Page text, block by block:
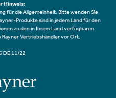
Hinweis:
für die Allgemeinheit. Bitte wenden Sie
Produkte sind in jedem Land für den
zu den in Ihrem Land verfügbaren
Vertriebshändler vor Ort.
DE 11/22